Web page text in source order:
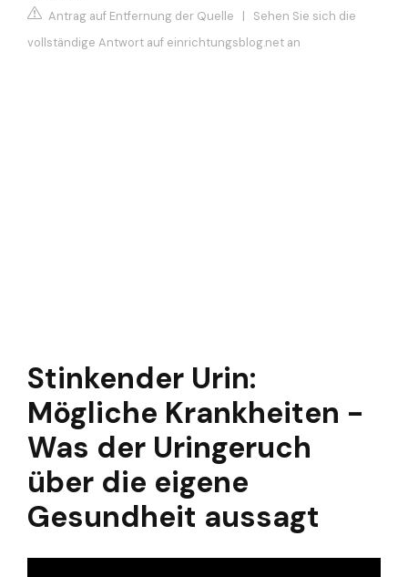
Antrag auf Entfernung der Quelle | Sehen Sie sich die
vollständige Antwort auf einrichtungsblog.net an
Stinkender Urin:
Mögliche Krankheiten -
Was der Uringeruch
über die eigene
Gesundheit aussagt